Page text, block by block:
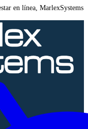
en línea, MarlexSystems